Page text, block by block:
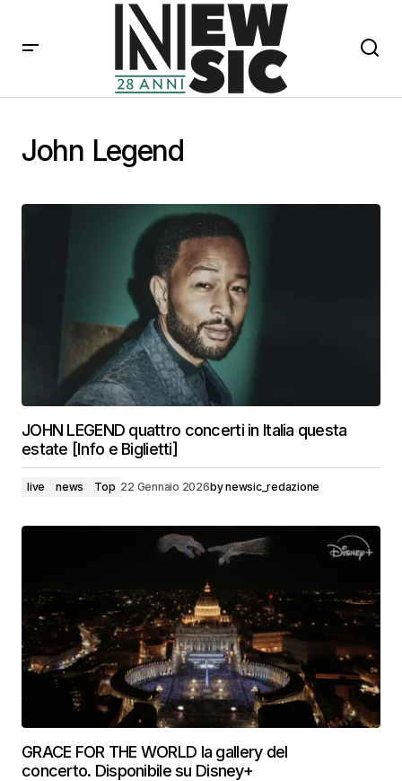
John Legend
JOHN LEGEND quattro concerti in Italia questa
estate [Info e Biglietti]
live news Top 22 Gennaio 2026bynewsic_redazione
GRACE FOR THE WORLD la gallery del
concerto. Disponibile su Disney+